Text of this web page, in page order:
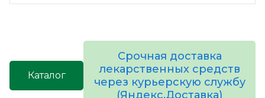
Каталог
Срочная доставка
лекарственных средств
через курьерскую службу
(Яндекс.Доставка)